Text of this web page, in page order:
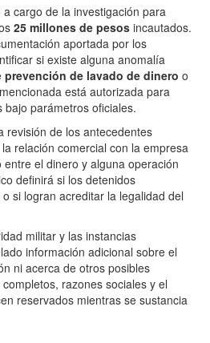
cargo de la investigación para
25 millones de pesos incautados.
aportada por los
si existe alguna anomalía
prevención de lavado de dinero o
está autorizada para
parámetros oficiales.
revisión de los antecedentes
relación comercial con la empresa
el dinero y alguna operación
definirá si los detenidos
si logran acreditar la legalidad del
militar y las instancias
información adicional sobre el
ni acerca de otros posibles
razones sociales y el
reservados mientras se sustancia